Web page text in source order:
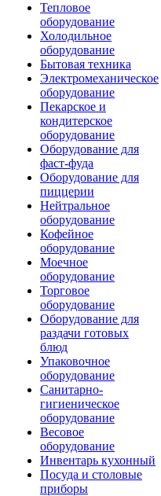
Тепловое
оборудование
Холодильное
оборудование
Бытовая техника
Электромеханическое
оборудование
Пекарское и
кондитерское
оборудование
Оборудование для
фаст-фуда
Оборудование для
пиццерии
Нейтральное
оборудование
Кофейное
оборудование
Моечное
оборудование
Торговое
оборудование
Оборудование для
раздачи готовых
блюд
Упаковочное
оборудование
Санитарно-
гигиеническое
оборудование
Весовое
оборудование
Инвентарь кухонный
Посуда и столовые
приборы